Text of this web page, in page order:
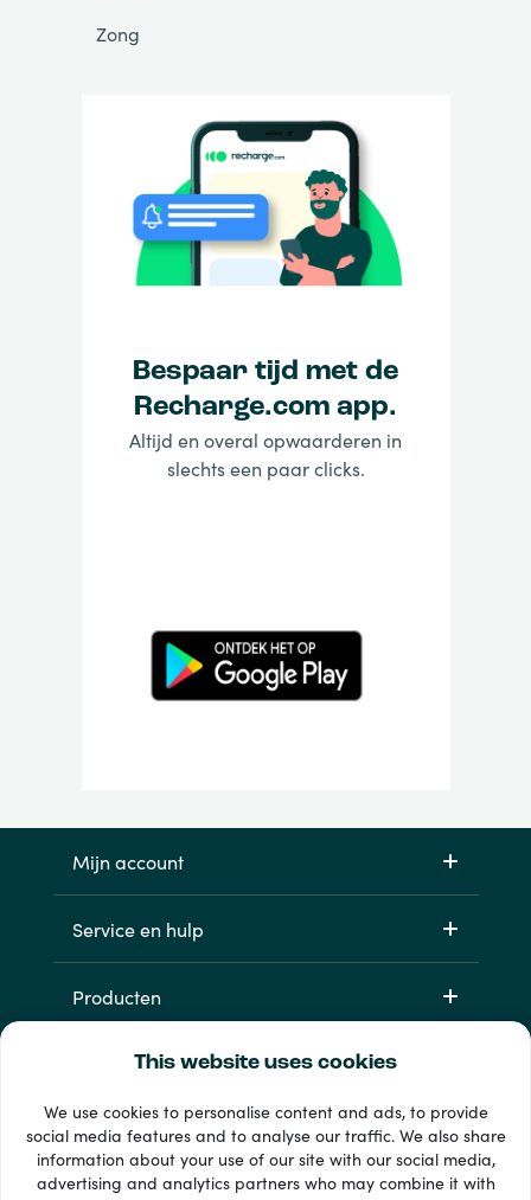
This website uses cookies
We use cookies to personalise content and ads, to provide
social media features and to analyse our traffic. We also share
information about your use of our site with our social media,
advertising and analytics partners who may combine it with
Zong
Bespaar tijd met de
Recharge.com app.
Altijd en overal opwaarderen in
slechts een paar clicks.
Mijn account
Service en hulp
Producten